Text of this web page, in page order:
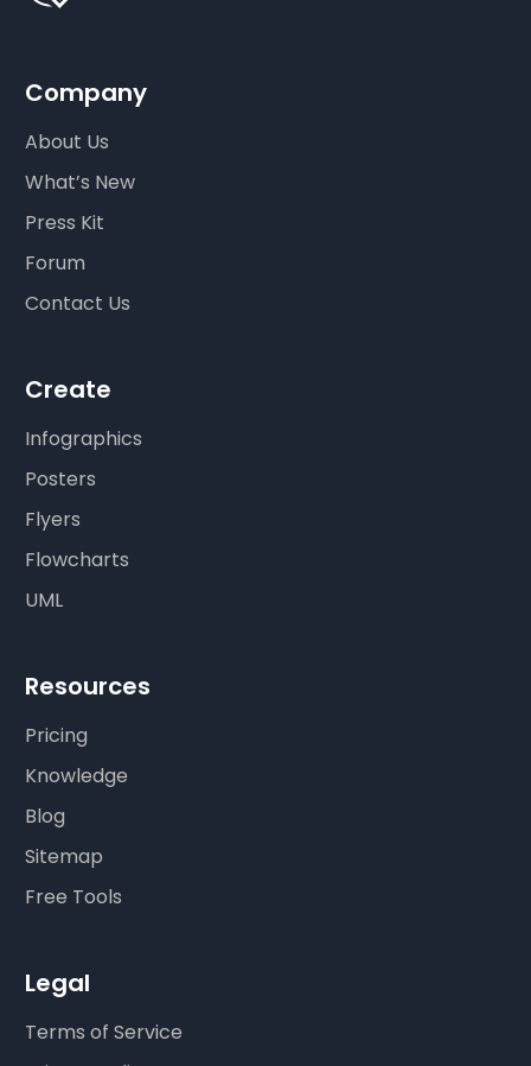
Company
About Us
What’s New
Press Kit
Forum
Contact Us
Create
Infographics
Posters
Flyers
Flowcharts
UML
Resources
Pricing
Knowledge
Blog
Sitemap
Free Tools
Legal
Terms of Service